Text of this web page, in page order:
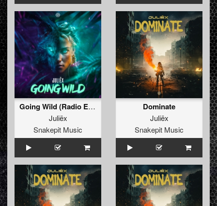
Going Wild (Radio Edit)
Juliëx
Snakepit Music
Dominate
Juliëx
Snakepit Music